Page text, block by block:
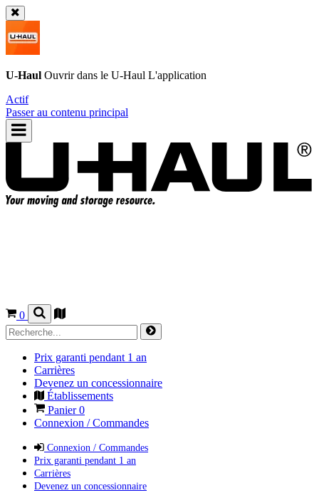
U-Haul Ouvrir dans le U-Haul L'application
Actif
Passer au contenu principal
0
Prix garanti pendant 1 an
Carrières
Devenez un concessionnaire
Établissements
Panier0
Connexion / Commandes
Connexion / Commandes
Prix garanti pendant 1 an
Carrières
Devenez un concessionnaire